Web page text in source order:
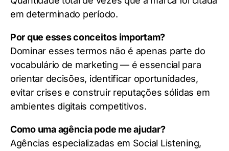
em determinado período.
Por que esses conceitos importam?
Dominar esses termos não é apenas parte do
vocabulário de marketing — é essencial para
orientar decisões, identificar oportunidades,
evitar crises e construir reputações sólidas em
ambientes digitais competitivos.
Como uma agência pode me ajudar?
Agências especializadas em Social Listening,